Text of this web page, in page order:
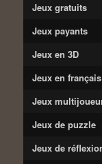
Jeux gratuits
Jeux payants
Jeux en 3D
Jeux en français
Jeux
Jeux de puzzle
Jeux de